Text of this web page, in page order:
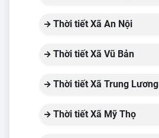
Thời tiết Xã An Nội
Thời tiết Xã Vũ Bản
Thời tiết Xã Trung Lương
Thời tiết Xã Mỹ Thọ